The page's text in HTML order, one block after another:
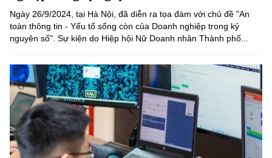
Ngày 26/9/2024, tại Hà Nội, đã diễn ra tọa đàm với chủ đề "An
toàn thông tin - Yếu tố sống còn của Doanh nghiệp trong kỷ
nguyên số". Sự kiện do Hiệp hội Nữ Doanh nhân Thành phố...